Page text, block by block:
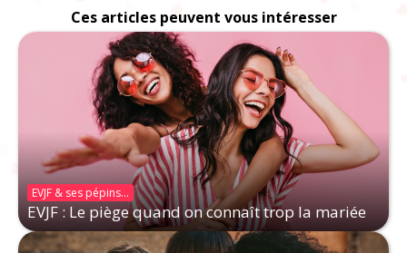
Ces articles peuvent vous intéresser
EVJF & ses pépins...
EVJF : Le piège quand on connaît trop la mariée